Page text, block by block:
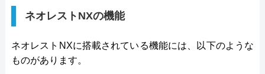
ネオレストNXの機能
ネオレストNXに搭載されている機能には、以下のような
ものがあります。